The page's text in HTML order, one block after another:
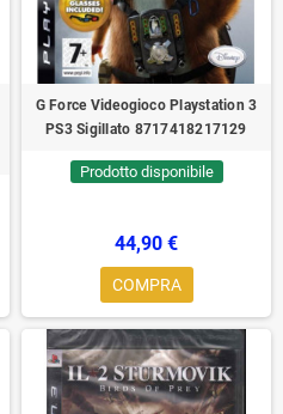
G Force Videogioco Playstation 3
PS3 Sigillato 8717418217129
Prodotto disponibile
44,90 €
COMPRA